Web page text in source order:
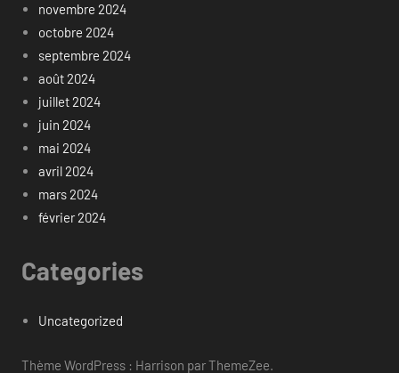
novembre 2024
octobre 2024
septembre 2024
août 2024
juillet 2024
juin 2024
mai 2024
avril 2024
mars 2024
février 2024
Categories
Uncategorized
Thème WordPress : Harrison par ThemeZee.